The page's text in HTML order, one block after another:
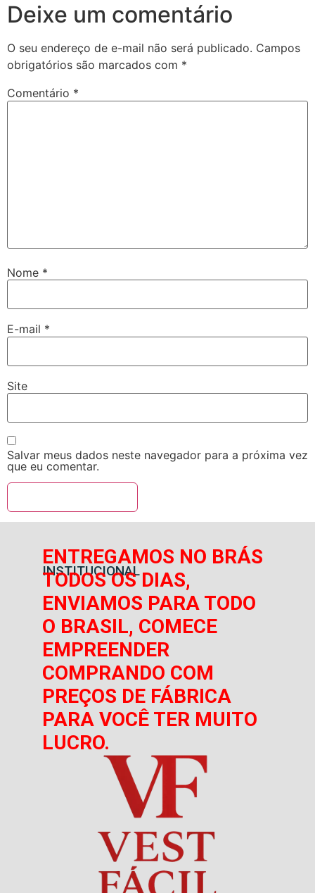
Deixe um comentário
O seu endereço de e-mail não será publicado. Campos
obrigatórios são marcados com *
Comentário *
Nome *
E-mail *
Site
Salvar meus dados neste navegador para a próxima vez
que eu comentar.
INSTITUCIONAL
ENTREGAMOS NO BRÁS
TODOS OS DIAS,
ENVIAMOS PARA TODO
O BRASIL, COMECE
EMPREENDER
COMPRANDO COM
PREÇOS DE FÁBRICA
PARA VOCÊ TER MUITO
LUCRO.